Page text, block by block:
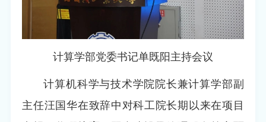
计算学部党委书记单既阳主持会议
计算机科学与技术学院院长兼计算学部副
主任汪国华在致辞中对科工院长期以来在项目